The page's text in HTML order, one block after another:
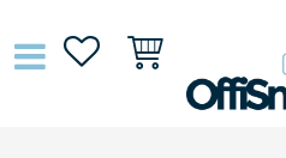
FavoriterKundvagn